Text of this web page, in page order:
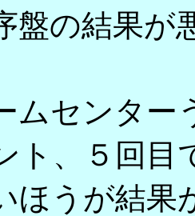
盤の結果が
センター
ト、５回目
ほうが結果